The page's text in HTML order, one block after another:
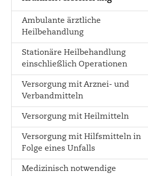
Ambulante ärztliche
Heilbehandlung
Stationäre Heilbehandlung
einschließlich Operationen
Versorgung mit Arznei- und
Verbandmitteln
Versorgung mit Heilmitteln
Versorgung mit Hilfsmitteln in
Folge eines Unfalls
Medizinisch notwendige